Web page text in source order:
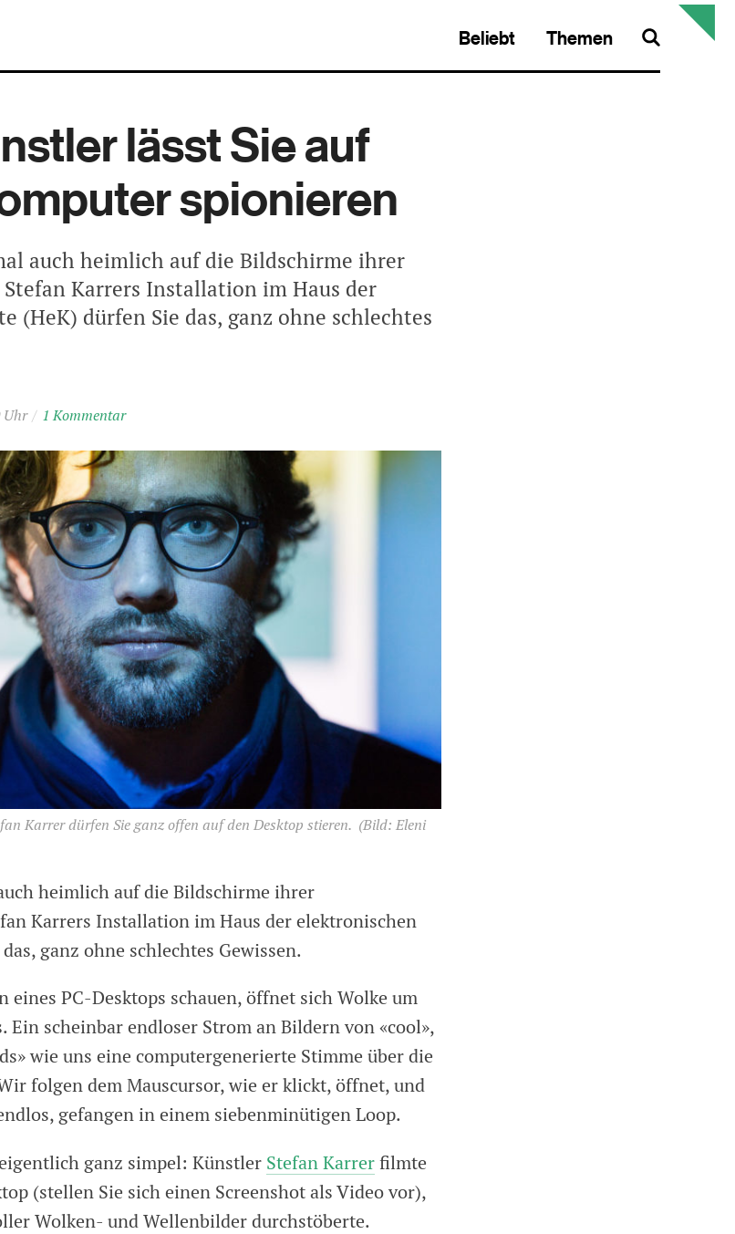
Beliebt Themen
lässt Sie auf
spionieren
auch heimlich auf die Bildschirme ihrer
Karrers Installation im Haus der
(HeK) dürfen Sie das, ganz ohne schlechtes
Uhr / 1 Kommentar
Karrer dürfen Sie ganz offen auf den Desktop stieren. (Bild: Eleni
heimlich auf die Bildschirme ihrer
Karrers Installation im Haus der elektronischen
ganz ohne schlechtes Gewissen.
PC-Desktops schauen, öffnet sich Wolke um
Ein scheinbar endloser Strom an Bildern von «cool»,
wie uns eine computergenerierte Stimme über die
folgen dem Mauscursor, wie er klickt, öffnet, und
gefangen in einem siebenminütigen Loop.
ganz simpel: Künstler Stefan Karrerfilmte
(stellen Sie sich einen Screenshot als Video vor),
Wolken- und Wellenbilder durchstöberte.